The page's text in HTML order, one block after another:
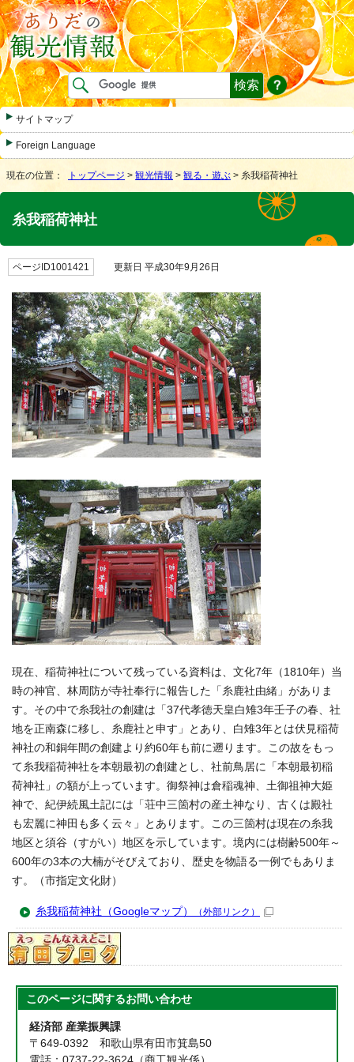
サイトマップ
Foreign Language
現在の位置： トップページ > 観光情報 > 観る・遊ぶ > 糸我稲荷神社
糸我稲荷神社
ページID1001421 更新日 平成30年9月26日
現在、稲荷神社について残っている資料は、文化7年（1810年）当
時の神官、林周防が寺社奉行に報告した「糸鹿社由緒」がありま
す。その中で糸我社の創建は「37代孝徳天皇白雉3年壬子の春、社
地を正南森に移し、糸鹿社と申す」とあり、白雉3年とは伏見稲荷
神社の和銅年間の創建より約60年も前に遡ります。この故をもっ
て糸我稲荷神社を本朝最初の創建とし、社前鳥居に「本朝最初稲
荷神社」の額が上っています。御祭神は倉稲魂神、土御祖神大姫
神で、紀伊続風土記には「荘中三箇村の産土神なり、古くは殿社
も宏麗に神田も多く云々」とあります。この三箇村は現在の糸我
地区と須谷（すがい）地区を示しています。境内には樹齢500年～
600年の3本の大楠がそびえており、歴史を物語る一例でもありま
す。（市指定文化財）
糸我稲荷神社（Googleマップ） （外部リンク）
このページに関するお問い合わせ
経済部 産業振興課
〒649-0392 和歌山県有田市箕島50
電話：0737-22-3624（商工観光係）